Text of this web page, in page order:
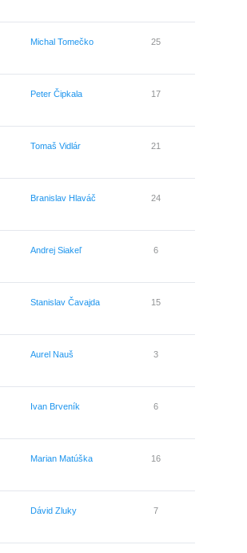
Michal Tomečko 25
Peter Čipkala 17
Tomaš Vidlár 21
Branislav Hlaváč 24
Andrej Siakeľ 6
Stanislav Čavajda 15
Aurel Nauš 3
Ivan Brveník 6
Marian Matúška 16
Dávid Zluky 7